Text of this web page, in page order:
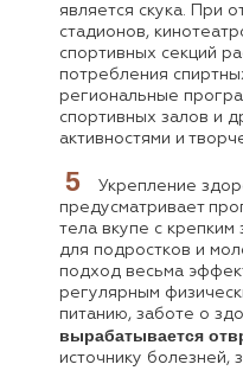
является скука. При
стадионов,
спортивных секций
потребления
региональные
спортивных залов и
активностями и
Укрепление
предусматривает
тела вкупе с
для подростков и
подход весьма
регулярным
питанию, заботе о
вырабатывается
источнику болезней,